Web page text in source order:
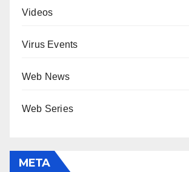
Videos
Virus Events
Web News
Web Series
META